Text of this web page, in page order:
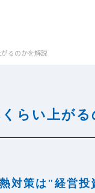
るのかを解説
らい上が
対策は"経営